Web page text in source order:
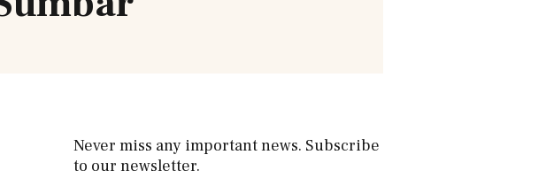
Never miss any important news. Subscribe
to our newsletter.